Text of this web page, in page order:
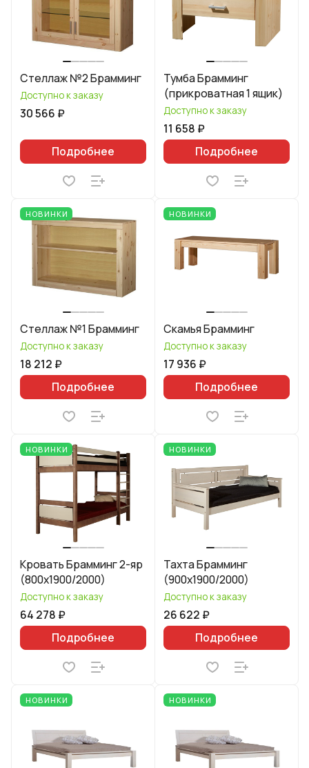
Стеллаж №2 Брамминг
Доступно к заказу
30 566 ₽
Подробнее
Тумба Брамминг
(прикроватная 1 ящик)
Доступно к заказу
11 658 ₽
Подробнее
НОВИНКИ
Стеллаж №1 Брамминг
Доступно к заказу
18 212 ₽
Подробнее
НОВИНКИ
Скамья Брамминг
Доступно к заказу
17 936 ₽
Подробнее
НОВИНКИ
Кровать Брамминг 2-яр
(800х1900/2000)
Доступно к заказу
64 278 ₽
Подробнее
НОВИНКИ
Тахта Брамминг
(900х1900/2000)
Доступно к заказу
26 622 ₽
Подробнее
НОВИНКИ НОВИНКИ